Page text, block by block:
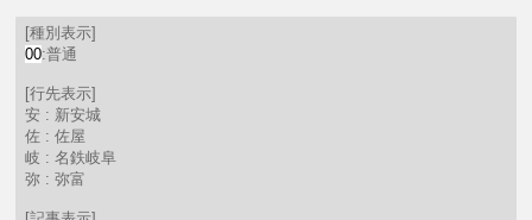
[種別表示]
00:普通
[行先表示]
安 : 新安城
佐 : 佐屋
岐 : 名鉄岐阜
弥 : 弥富